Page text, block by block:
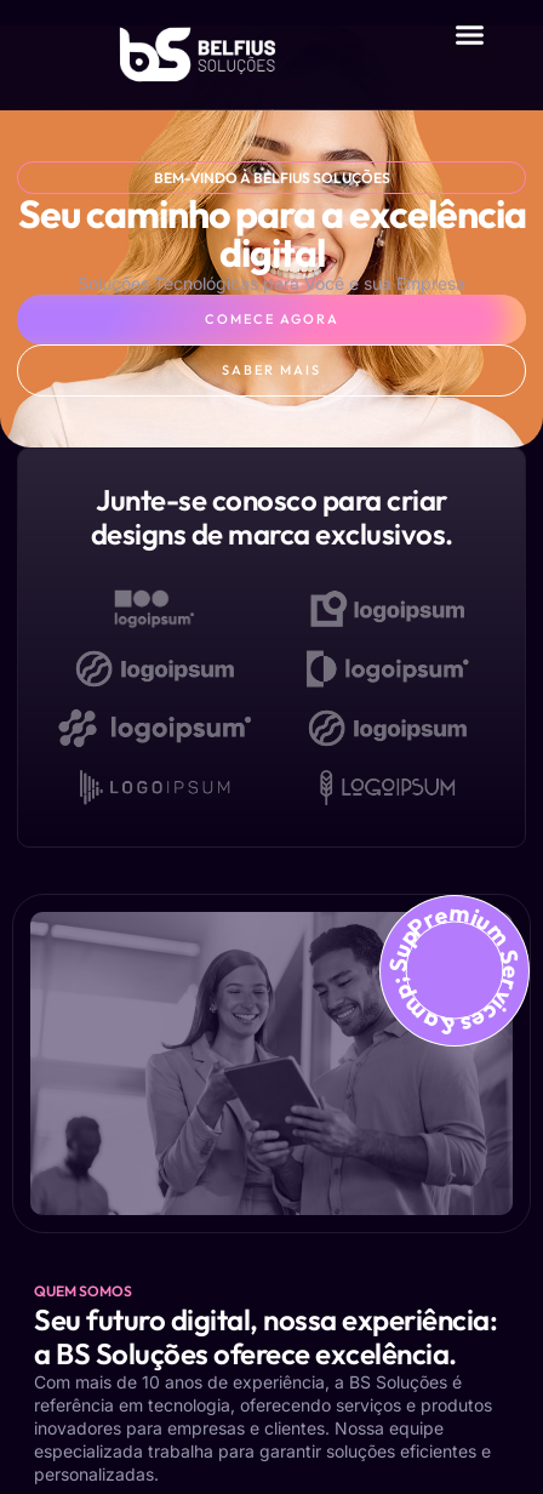
BEM-VINDO À BELFIUS SOLUÇÕES
Seu caminho para a excelência
digital
Soluções Tecnológicas para Você e sua Empresa
COMECE AGORA
SABER MAIS
Junte-se conosco para criar
designs de marca exclusivos.
Premium Services
QUEM SOMOS
Seu futuro digital, nossa experiência:
a BS Soluções oferece excelência.
Com mais de 10 anos de experiência, a BS Soluções é
referência em tecnologia, oferecendo serviços e produtos
inovadores para empresas e clientes. Nossa equipe
especializada trabalha para garantir soluções eficientes e
personalizadas.